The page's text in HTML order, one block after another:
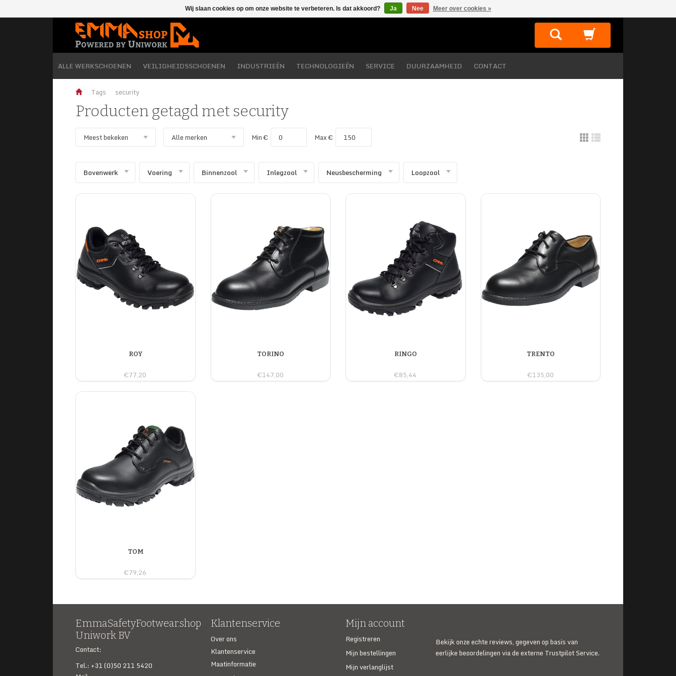
ALLE WERKSCHOENEN VEILIGHEIDSSCHOENEN INDUSTRIEËN TECHNOLOGIEËN SERVICE DUURZAAMHEID CONTACT
Tags security
Producten getagd met security
Min € Max €
Bovenwerk Voering Binnenzool Inlegzool Neusbescherming Loopzool
ROY
€77,20
TORINO
€147,00
RINGO
€85,44
TRENTO
€135,00
TOM
€79,26
EmmaSafetyFootwear.shop
Uniwork BV
Contact:
Tel.: +31 (0)50 211 5420
Klantenservice
Over ons
Klantenservice
Maatinformatie
Mijn account
Registreren
Mijn bestellingen
Mijn verlanglijst
Bekijk onze echte reviews, gegeven op basis van
eerlijke beoordelingen via de externe Trustpilot Service.
Wij slaan cookies op om onze website te verbeteren. Is dat akkoord? Ja Nee Meer over cookies »